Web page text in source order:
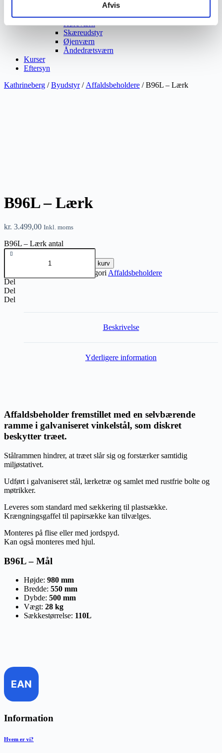
Afvis
Hovedværn
Høreværn
Skæreudstyr
Øjenværn
Åndedrætsværn
Kurser
Eftersyn
Kathrineberg /Byudstyr/ Affaldsbeholdere / B96L – Lærk
B96L – Lærk
kr. 3.499,00 Inkl. moms
B96L – Lærk antal
Tilføj til kurv
Kategori Affaldsbeholdere
Del
Del
Del
Beskrivelse
Yderligere information
Affaldsbeholder fremstillet med en selvbærende
ramme i galvaniseret vinkelstål, som diskret
beskytter træet.
Stålrammen hindrer, at træet slår sig og forstærker samtidig
miljøstativet.
Udført i galvaniseret stål, lærketræ og samlet med rustfrie bolte og
møtrikker.
Leveres som standard med sækkering til plastsække.
Krængningsgaffel til papirsække kan tilvælges.
Monteres på flise eller med jordspyd.
Kan også monteres med hjul.
B96L – Mål
Højde: 980 mm
Bredde: 550 mm
Dybde: 500 mm
Vægt: 28 kg
Sækkestørrelse: 110L
Information
Hvem er vi?